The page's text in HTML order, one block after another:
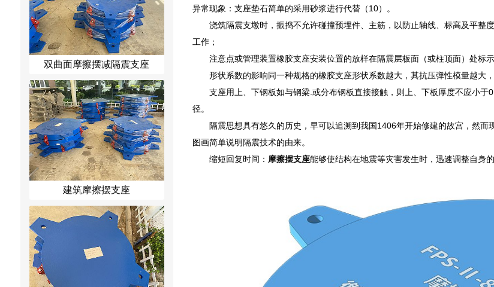
双曲面摩擦摆减隔震支座
建筑摩擦摆支座
异常现象：支座垫石简单的采用砂浆进行代替（10）。
浇筑隔震支墩时，振捣不允许碰撞预埋件、主筋，以防止轴线、标高及平
工作；
注意点或管理装置橡胶支座安装位置的放样在隔震层板面（或柱顶面）处标
形状系数的影响同一种规格的橡胶支座形状系数越大，其抗压弹性模量越大
支座用上、下钢板如与钢梁.或分布钢板直接接触，则上、下板厚度不应小
径。
隔震思想具有悠久的历史，早可以追溯到我国1406年开始修建的故宫，然
图画简单说明隔震技术的由来。
缩短回复时间： 摩擦摆支座能够使结构在地震等灾害发生时，迅速调整自身